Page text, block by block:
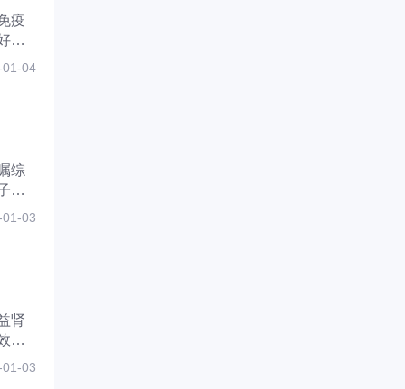
疫
饮
，适
01-04
综
等
于
03
肾
。
物
03